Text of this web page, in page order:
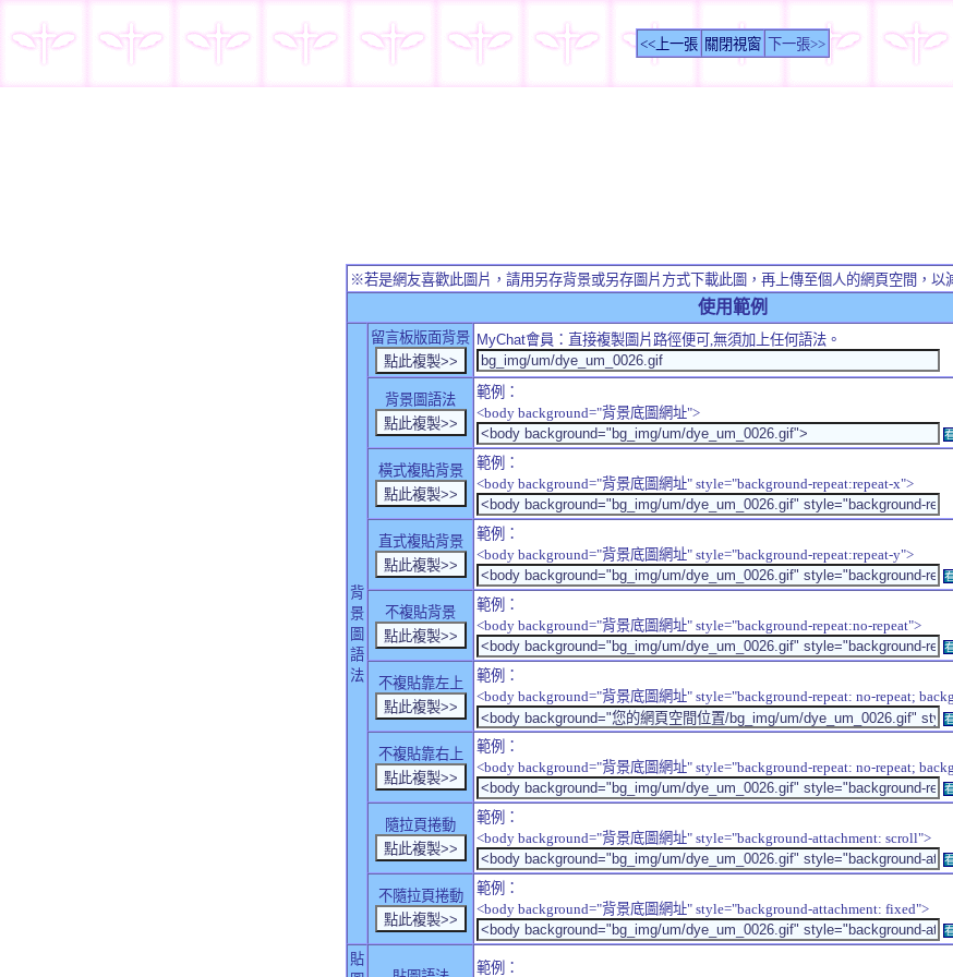
<<上一張 關閉視窗 下一張>>
※若是網友喜歡此圖片，請用另存背景或另存圖片方式下載此圖，再上傳至個人的網頁空間，以
使用範例
背
景
圖
語
法
留言板版面背景 MyChat會員：直接複製圖片路徑便可,無須加上任何語法。
背景圖語法
範例：
<body background="背景底圖網址">
橫式複貼背景
範例：
<body background="背景底圖網址" style="background-repeat:repeat-x">
直式複貼背景
範例：
<body background="背景底圖網址" style="background-repeat:repeat-y">
不複貼背景
範例：
<body background="背景底圖網址" style="background-repeat:no-repeat">
不複貼靠左上
範例：
<body background="背景底圖網址" style="background-repeat: no-repeat;
不複貼靠右上
範例：
<body background="背景底圖網址" style="background-repeat: no-repeat;
隨拉頁捲動
範例：
<body background="背景底圖網址" style="background-attachment: scroll">
不隨拉頁捲動
範例：
<body background="背景底圖網址" style="background-attachment: fixed">
貼
範例：